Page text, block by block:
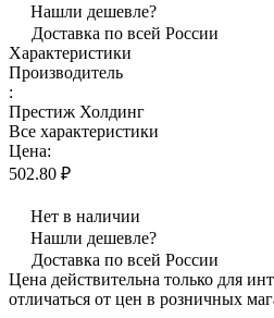
Нашли дешевле?
Доставка по всей России
Характеристики
Производитель
:
Престиж Холдинг
Все характеристики
Цена:
502.80 ₽
Нет в наличии
Нашли дешевле?
Доставка по всей России
Цена действительна только для
отличаться от цен в розничных